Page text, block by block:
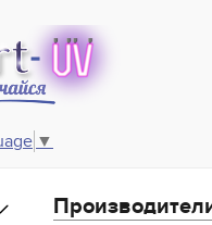
▼